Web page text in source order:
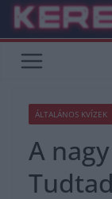
Skip
content
ÁLTALÁNOS KVÍZEK
A